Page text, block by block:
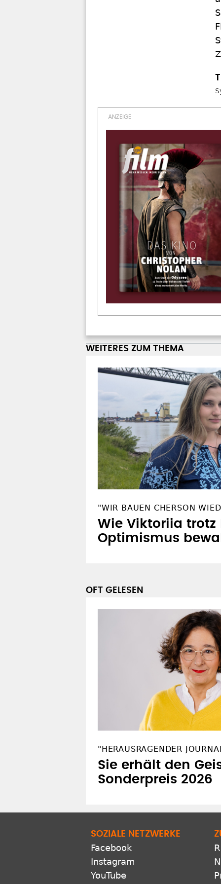
WEITERES ZUM THEMA
"WIR BAUEN CHERSON
Wie Viktoriia trotz
Optimismus
OFT GELESEN
"HERAUSRAGENDER
Sie erhält den
Sonderpreis 2026
SOZIALE NETZWERKE
Facebook
Instagram
YouTube